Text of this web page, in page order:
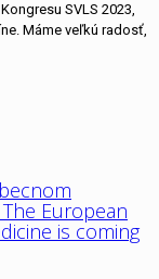
SVLS 2023,
Máme veľkú radosť,
European
is coming